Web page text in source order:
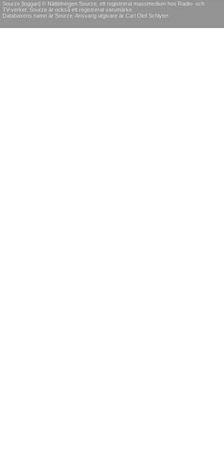
Sourze [loggan] © Nättidningen Sourze, ett registrerat massmedium hos Radio- och
TV-verket. Sourze är också ett registrerat varumärke.
Databasens namn är Sourze. Ansvarig utgivare är Carl Olof Schlyter.